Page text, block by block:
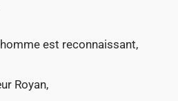
est reconnaissant,
Royan,